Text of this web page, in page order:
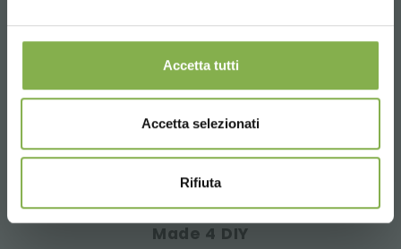
Accetta tutti
Accetta selezionati
Rifiuta
Made 4 DIY